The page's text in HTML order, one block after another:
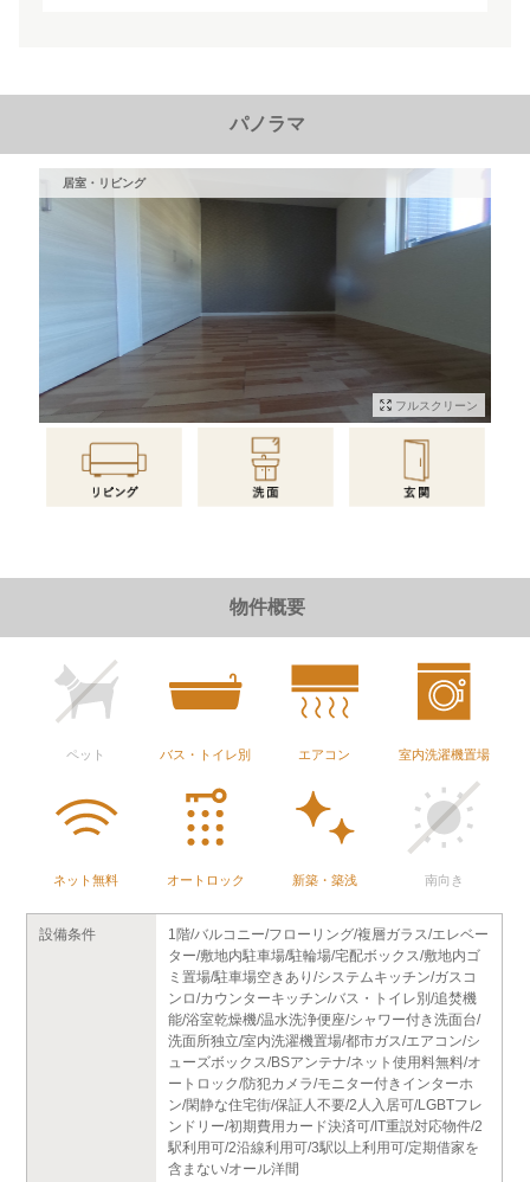
パノラマ
物件情報に戻る
居室・リビング
フルスクリーン
物件概要
ペット バス・トイレ別 エアコン 室内洗濯機置場
ネット無料 オートロック 新築・築浅 南向き
設備条件
1階/バルコニー/フローリング/複層ガラス/エレベー
ター/敷地内駐車場/駐輪場/宅配ボックス/敷地内ゴ
ミ置場/駐車場空きあり/システムキッチン/ガスコ
ンロ/カウンターキッチン/バス・トイレ別/追焚機
能/浴室乾燥機/温水洗浄便座/シャワー付き洗面台/
洗面所独立/室内洗濯機置場/都市ガス/エアコン/シ
ューズボックス/BSアンテナ/ネット使用料無料/オ
ートロック/防犯カメラ/モニター付きインターホ
ン/閑静な住宅街/保証人不要/2人入居可/LGBTフレ
ンドリー/初期費用カード決済可/IT重説対応物件/2
駅利用可/2沿線利用可/3駅以上利用可/定期借家を
含まない/オール洋間